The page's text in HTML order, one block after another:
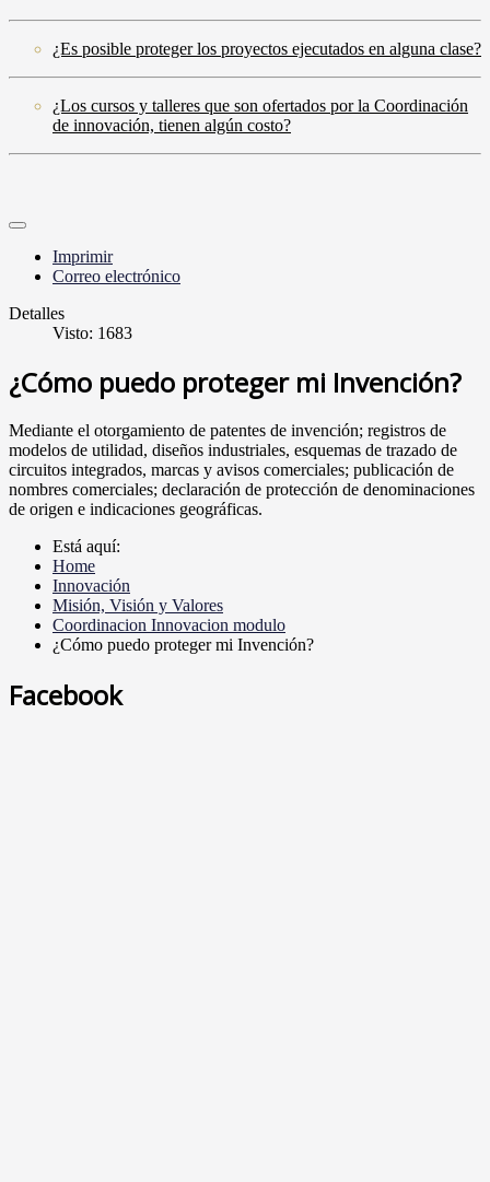
¿Es posible proteger los proyectos ejecutados en alguna clase?
¿Los cursos y talleres que son ofertados por la Coordinación
de innovación, tienen algún costo?
Imprimir
Correo electrónico
Detalles
Visto: 1683
¿Cómo puedo proteger mi Invención?
Mediante el otorgamiento de patentes de invención; registros de
modelos de utilidad, diseños industriales, esquemas de trazado de
circuitos integrados, marcas y avisos comerciales; publicación de
nombres comerciales; declaración de protección de denominaciones
de origen e indicaciones geográficas.
Está aquí:
Home
Innovación
Misión, Visión y Valores
Coordinacion Innovacion modulo
¿Cómo puedo proteger mi Invención?
Facebook